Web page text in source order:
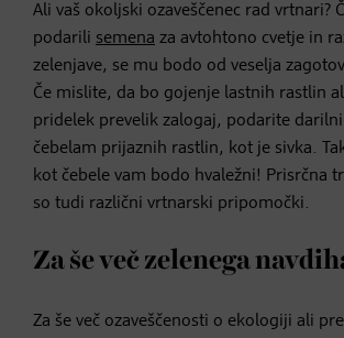
Ali vaš okoljski ozaveščenec rad vrtnari?
podarili semena za avtohtono cvetje in
zelenjave, se mu bodo od veselja
Če mislite, da bo gojenje lastnih rastlin
pridelek prevelik zalogaj, podarite
čebelam prijaznih rastlin, kot je sivka.
kot čebele vam bodo hvaležni! Prisrčna
so tudi različni vrtnarski pripomočki.
Za še več zelenega
Za še več ozaveščenosti o ekologiji ali